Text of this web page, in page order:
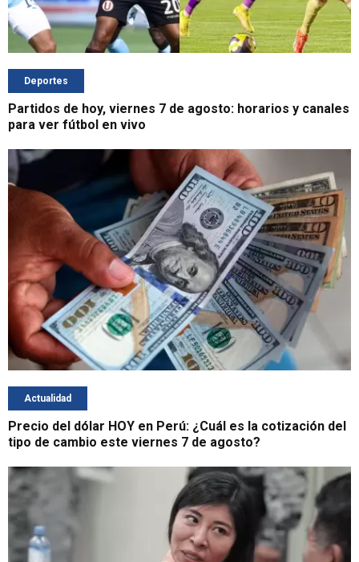
Deportes
Partidos de hoy, viernes 7 de agosto: horarios y canales
para ver fútbol en vivo
Actualidad
Precio del dólar HOY en Perú: ¿Cuál es la cotización del
tipo de cambio este viernes 7 de agosto?